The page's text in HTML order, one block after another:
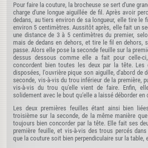
Pour faire la couture, la brocheuse se sert d'une
charge d'une longue aiguillée de fil. Après avoir
dedans, au tiers environ de sa longueur, elle tire le
environ 5 centimètres. Aussitôt après, elle fait un
une distance de 3 à 5 centimètres du premier,
mais de dedans en dehors, et tire le fil en dehors,
passe. Alors elle pose la seconde feuille sur la
dessus dessous comme elle a fait pour celle-
concordent bien toutes les deux par la tête. Les
disposées, l'ouvrière pique son aiguille, d'abord de
seconde, vis-à-vis du trou inférieur de la première,
vis-à-vis du trou qu'elle vient de faire. Enfin,
solidement avec le bout qu'elle a laissé déborder en
Les deux premières feuilles étant ainsi bien
troisième sur la seconde, de la même manière
toujours bien concorder par la tête. Elle fait ses
première feuille, et vis-à-vis des trous percés
que la couture soit bien perpendiculaire sur la table,